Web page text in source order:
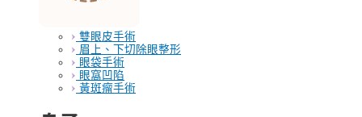
雙眼皮手術
眉上、下切除眼整形
眼袋手術
眼窩凹陷
黃斑瘤手術